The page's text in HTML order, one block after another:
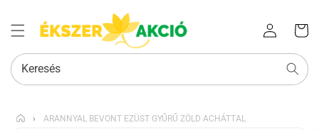
Bejelentkezés
kosara
Keresés
› ARANNYAL BEVONT EZÜST GYŰRŰ ZÖLD ACHÁTTAL